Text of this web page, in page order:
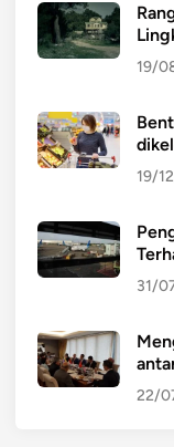
19/
19/
31/
22/